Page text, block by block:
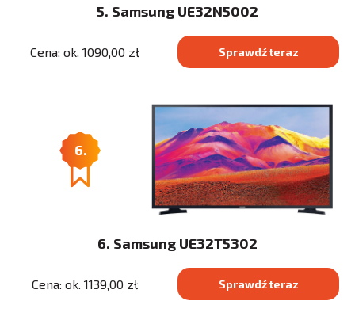
5. Samsung UE32N5002
Cena: ok. 1090,00 zł Sprawdź teraz
6.
6. Samsung UE32T5302
Cena: ok. 1139,00 zł Sprawdź teraz